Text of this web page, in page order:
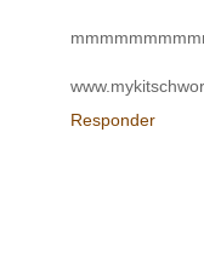
Responder